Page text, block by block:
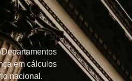
em cálculos
nacional.